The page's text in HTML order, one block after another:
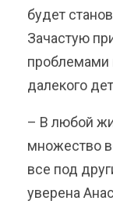
будет
Зачастую
проблемами
далекого
– В любой
множество
все под
уверена